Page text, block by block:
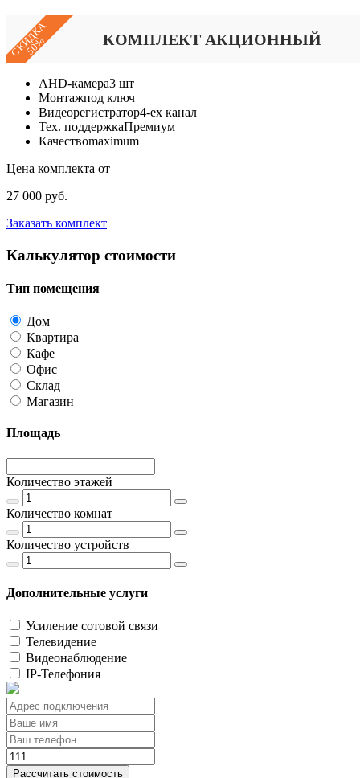
СКИДКА
50% КОМПЛЕКТ АКЦИОННЫЙ
AHD-камера3 шт
Монтажпод ключ
Видеорегистратор4-ех канал
Тех. поддержкаПремиум
Качествоmaximum
Цена комплекта от
27 000 руб.
Заказать комплект
Калькулятор стоимости
Тип помещения
Дом
Квартира
Кафе
Офис
Склад
Магазин
Площадь
Количество этажей
Количество комнат
Количество устройств
Дополнительные услуги
Усиление сотовой связи
Телевидение
Видеонаблюдение
IP-Телефония
Рассчитать стоимость